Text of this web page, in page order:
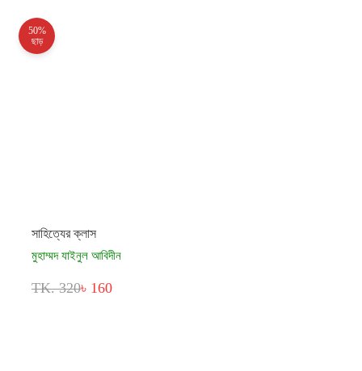
50%
ছাড়
সাহিত্যের ক্লাস
মুহাম্মদ যাইনুল আবিদীন
TK. 320৳ 160